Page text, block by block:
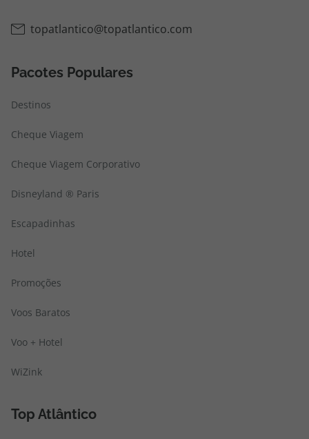
topatlantico@topatlantico.com
Pacotes Populares
Destinos
Cheque Viagem
Cheque Viagem Corporativo
Disneyland ® Paris
Escapadinhas
Hotel
Promoções
Voos Baratos
Voo + Hotel
WiZink
Top Atlântico